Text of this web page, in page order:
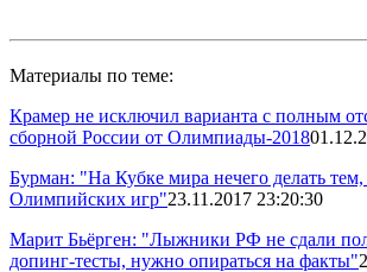
Материалы по теме:
Крамер не исключил варианта с полным
сборной России от Олимпиады-2018
Бурман: "На Кубке мира нечего делать тем,
Олимпийских игр"23.11.2017 23:20:30
Марит Бьёрген: "Лыжники РФ не сдали
допинг-тесты, нужно опираться на факты"